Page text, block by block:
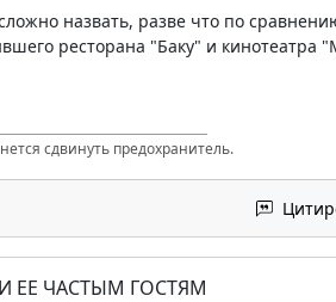
назвать, разве что по
ресторана "Баку" и
сдвинуть предохранитель.
ЕЕ ЧАСТЫМ ГОСТЯМ